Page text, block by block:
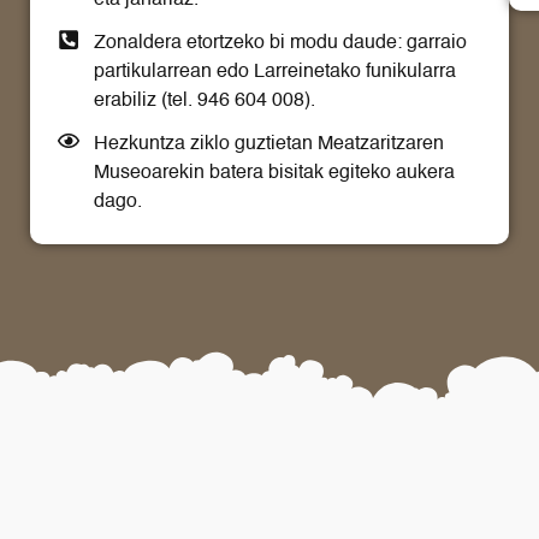
Zonaldera etortzeko bi modu daude: garraio
partikularrean edo Larreinetako funikularra
erabiliz (tel. 946 604 008).
Hezkuntza ziklo guztietan Meatzaritzaren
Museoarekin batera bisitak egiteko aukera
dago.